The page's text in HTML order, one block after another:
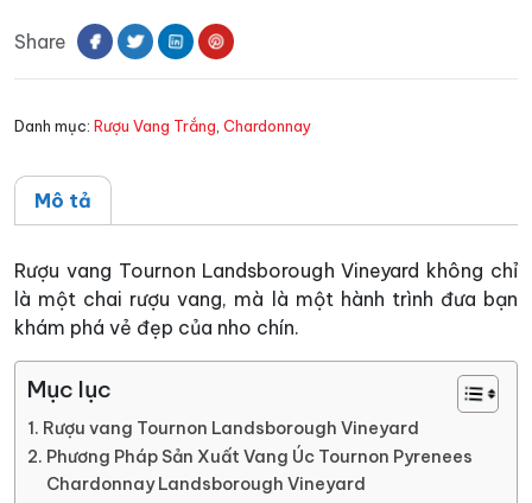
Vineyard
Share
Danh mục: Rượu Vang Trắng, Chardonnay
Mô tả
Rượu vang Tournon Landsborough Vineyard không chỉ
là một chai rượu vang, mà là một hành trình đưa bạn
khám phá vẻ đẹp của nho chín.
Mục lục
Rượu vang Tournon Landsborough Vineyard
Phương Pháp Sản Xuất Vang Úc Tournon Pyrenees
Chardonnay Landsborough Vineyard